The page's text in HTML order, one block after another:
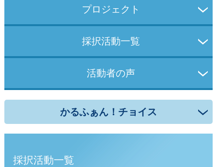
プロジェクト
採択活動一覧
活動者の声
かるふぁん！チョイス
採択活動一覧